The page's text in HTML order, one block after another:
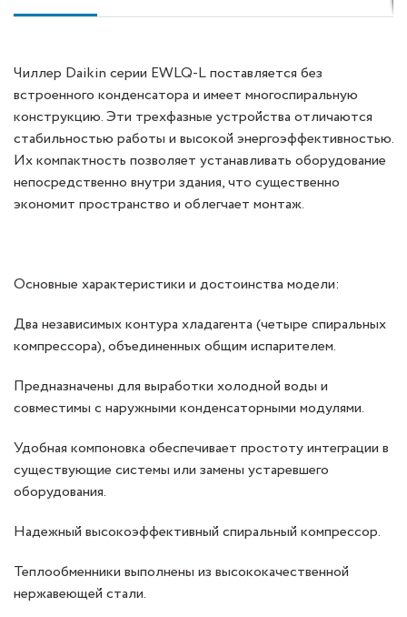
Чиллер Daikin серии EWLQ-L поставляется без
встроенного конденсатора и имеет многоспиральную
конструкцию. Эти трехфазные устройства отличаются
стабильностью работы и высокой энергоэффективностью.
Их компактность позволяет устанавливать оборудование
непосредственно внутри здания, что существенно
экономит пространство и облегчает монтаж.
Основные характеристики и достоинства модели:
Два независимых контура хладагента (четыре спиральных
компрессора), объединенных общим испарителем.
Предназначены для выработки холодной воды и
совместимы с наружными конденсаторными модулями.
Удобная компоновка обеспечивает простоту интеграции в
существующие системы или замены устаревшего
оборудования.
Надежный высокоэффективный спиральный компрессор.
Теплообменники выполнены из высококачественной
нержавеющей стали.